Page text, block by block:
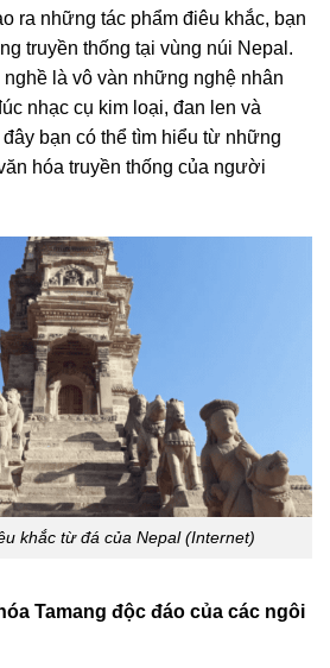
ra những tác phẩm điêu khắc, bạn
truyền thống tại vùng núi Nepal.
là vô vàn những nghệ nhân
nhạc cụ kim loại, đan len và
bạn có thể tìm hiểu từ những
hóa truyền thống của người
khắc từ đá của Nepal (Internet)
Tamang độc đáo của các ngôi